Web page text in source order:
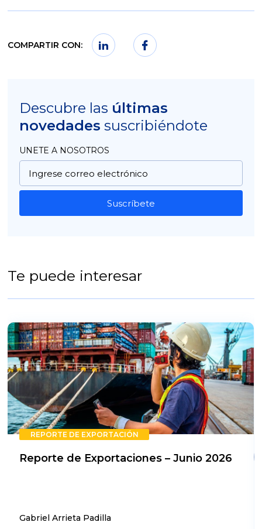
COMPARTIR CON:
Descubre las últimas
novedades suscribiéndote
UNETE A NOSOTROS
Suscríbete
Te puede interesar
REPORTE DE EXPORTACIÓN
Reporte de Exportaciones – Junio 2026
Gabriel Arrieta Padilla